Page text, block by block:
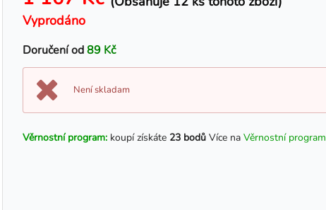
Vyprodáno
Doručení od89 Kč
Není skladam
Věrnostní program: koupí získáte 23 bodů Více na Věrnostní program